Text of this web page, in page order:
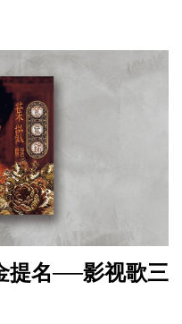
提名──影视歌三